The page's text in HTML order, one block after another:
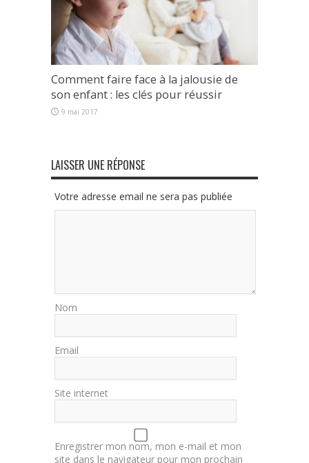
Comment faire face à la jalousie de
son enfant : les clés pour réussir
9 mai 2017
LAISSER UNE RÉPONSE
Votre adresse email ne sera pas publiée
Nom
Email
Site internet
Enregistrer mon nom, mon e-mail et mon
site dans le navigateur pour mon prochain